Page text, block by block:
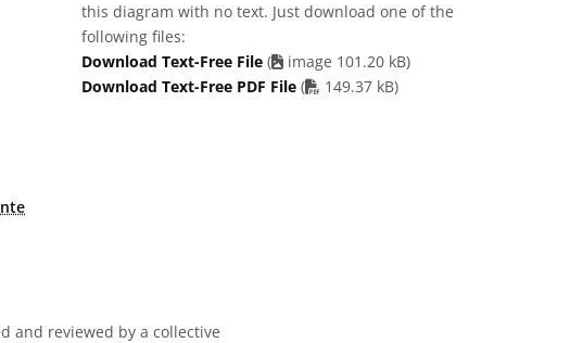
this diagram with no text. Just download one of the
following files:
Download Text-Free File (
image 101.20 kB)
Download Text-Free PDF File ( PDF file
149.37 kB)
and reviewed by a collective